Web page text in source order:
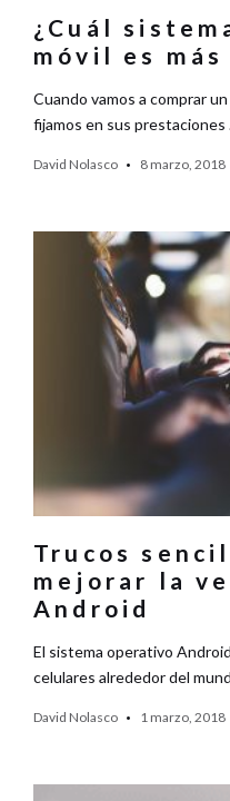
¿Cuál
móvil es más
Cuando vamos a comprar
fijamos en sus prestaciones
David Nolasco 8 marzo, 2018
Trucos
mejorar la
Android
El sistema operativo
celulares alrededor del
David Nolasco 1 marzo, 2018